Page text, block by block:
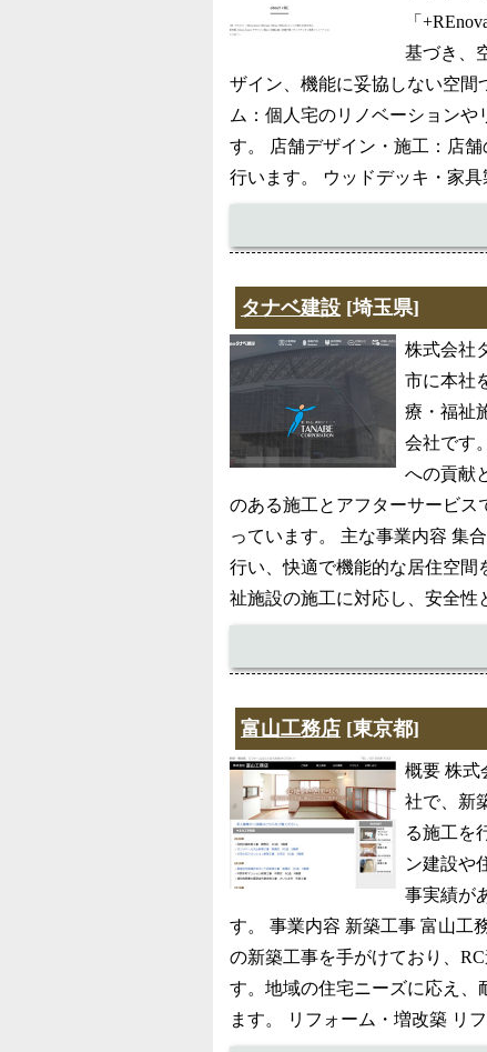
「
基づき、
ザイン、機能に妥協しない空間
ム：個人宅のリノベーション
す。 店舗デザイン・施工：店
行います。 ウッドデッキ・家
タナベ建設 [埼玉県]
株式会社
市に本社
療・福祉
会社です
への貢献
のある施工とアフターサービス
っています。 主な事業内容 集
行い、快適で機能的な居住空間
祉施設の施工に対応し、安全性
富山工務店 [東京都]
概要 株式
社で、新
る施工を
ン建設や
事実績が
す。 事業内容 新築工事 富山工
の新築工事を手がけており、
す。地域の住宅ニーズに応え、
ます。 リフォーム・増改築 リ